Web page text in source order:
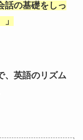
話の基礎をしっ
」
、英語のリズム